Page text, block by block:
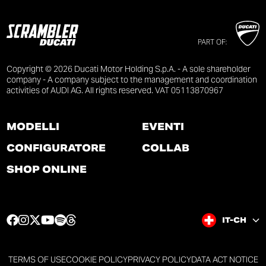
PART OF:
Copyright © 2026 Ducati Motor Holding S.p.A. - A sole shareholder
company - A company subject to the management and coordination
activities of AUDI AG. All rights reserved. VAT 05113870967
MODELLI
CONFIGURATORE
SHOP ONLINE
EVENTI
COLLAB
F
e
I
t
T
t
Y
t
S
t e
IT-CH
TERMS OF USECOOKIE POLICYPRIVACY POLICYDATA ACT NOTICE